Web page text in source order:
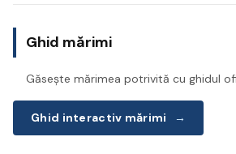
Ghid mărimi
Găsește mărimea potrivită cu ghidul
Ghid interactiv mărimi →